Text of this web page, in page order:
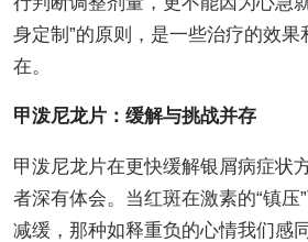
身定制”的原则，是一些治疗的效
在。
甲泼尼龙片：缓解与挑战并存
甲泼尼龙片在更快缓解银屑病症状
者深有体会。当红斑在激素的“镇压
减缓，那种如释重负的心情我们感